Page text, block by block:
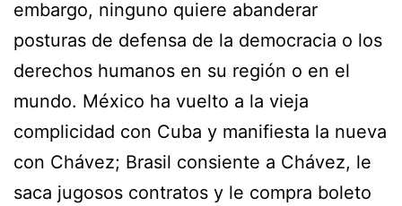
embargo, ninguno quiere abanderar
posturas de defensa de la democracia o los
derechos humanos en su región o en el
mundo. México ha vuelto a la vieja
complicidad con Cuba y manifiesta la nueva
con Chávez; Brasil consiente a Chávez, le
saca jugosos contratos y le compra boleto